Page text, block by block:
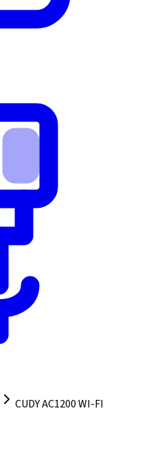
CUDY AC1200 WI-FI